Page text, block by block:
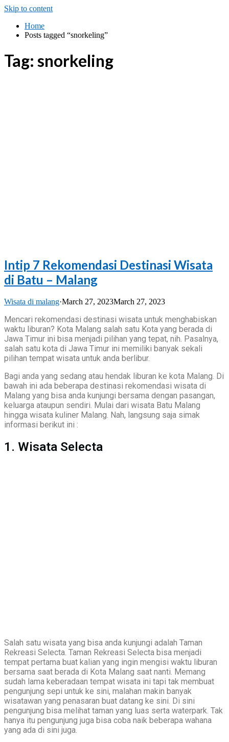
Skip to content
Home
Posts tagged “snorkeling”
Tag: snorkeling
Intip 7 Rekomendasi Destinasi Wisata
di Batu – Malang
Wisata di malang·March 27, 2023March 27, 2023
Mencari rekomendasi destinasi wisata untuk menghabiskan
waktu liburan? Kota Malang salah satu Kota yang berada di
Jawa Timur ini bisa menjadi pilihan yang tepat, nih. Pasalnya,
salah satu kota di Jawa Timur ini memiliki banyak sekali
pilihan tempat wisata untuk anda berlibur.
Bagi anda yang sedang atau hendak liburan ke kota Malang. Di
bawah ini ada beberapa destinasi rekomendasi wisata di
Malang yang bisa anda kunjungi bersama dengan pasangan,
keluarga ataupun sendiri. Mulai dari wisata Batu Malang
hingga wisata kuliner Malang. Nah, langsung saja simak
informasi berikut ini :
1. Wisata Selecta
Salah satu wisata yang bisa anda kunjungi adalah Taman
Rekreasi Selecta. Taman Rekreasi Selecta bisa menjadi
tempat pertama buat kalian yang ingin mengisi waktu liburan
bersama saat berada di Kota Malang saat nanti. Memang
sudah lama keberadaan tempat wisata ini tapi tak membuat
pengunjung sepi untuk ke sini, malahan makin banyak
wisatawan yang penasaran buat datang ke sini. Di sini
pengunjung bisa melihat taman yang luas serta waterpark. Tak
hanya itu pengunjung juga bisa coba naik beberapa wahana
yang ada di sini juga.